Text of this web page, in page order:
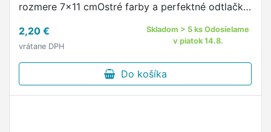
rozmere 7x11 cmOstré farby a perfektné odtlačky
životnosťPrevedenie v 6 farbách: …
2,20 €
vrátane DPH
Skladom > 5 ks Odosielame
v piatok 14.8.
Do košíka